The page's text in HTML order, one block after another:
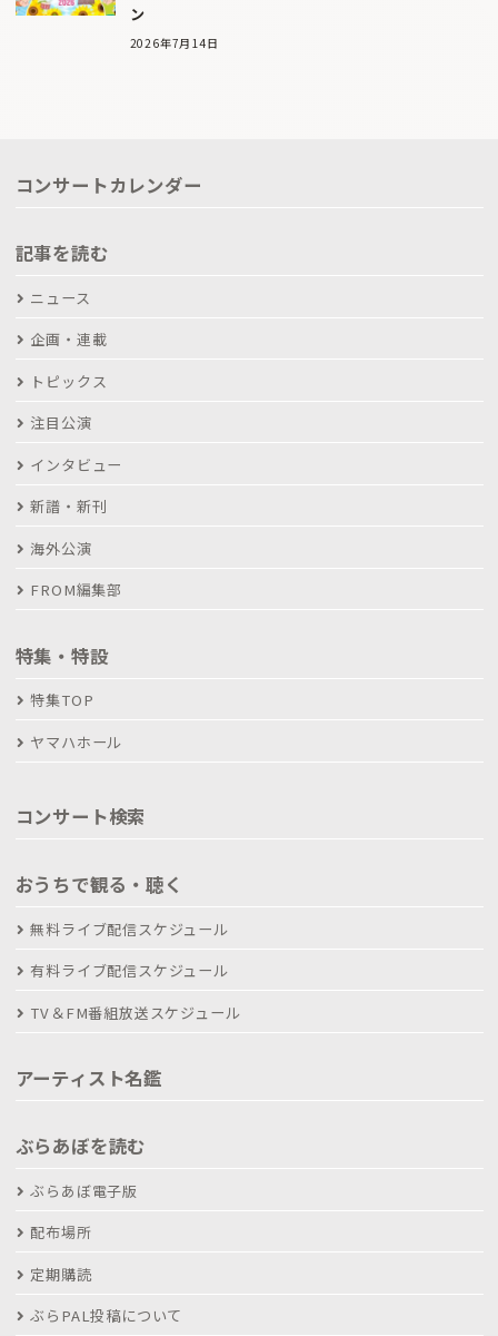
ン
2026年7月14日
コンサートカレンダー
記事を読む
ニュース
企画・連載
トピックス
注目公演
インタビュー
新譜・新刊
海外公演
FROM編集部
特集・特設
特集TOP
ヤマハホール
コンサート検索
おうちで観る・聴く
無料ライブ配信スケジュール
有料ライブ配信スケジュール
TV＆FM番組放送スケジュール
アーティスト名鑑
ぶらあぼを読む
ぶらあぼ電子版
配布場所
定期購読
ぶらPAL投稿について